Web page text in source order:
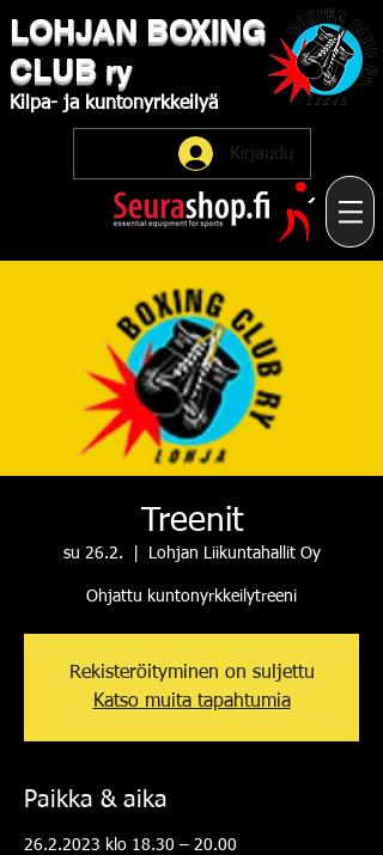
LOHJAN ​BOXING
CLUB ry
Kilpa- ja kuntonyrkkeilyä
Kirjaudu
Treenit
su 26.2. Lohjan Liikuntahallit Oy
Ohjattu kuntonyrkkeilytreeni
Rekisteröityminen on suljettu
Katso muita tapahtumia
Paikka & aika
26.2.2023 klo 18.30 – 20.00